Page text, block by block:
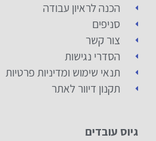
הכנה לראיון עבודה
סניפים
צור קשר
הסדרי נגישות
תנאי שימוש ומדיניות פרטיות
תקנון דיוור לאתר
גיוס עובדים